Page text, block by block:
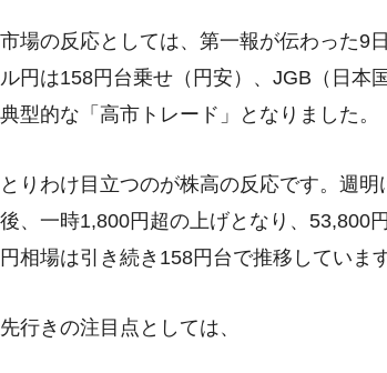
市場の反応としては、第一報が伝わった9
ル円は158円台乗せ（円安）、JGB（日本
典型的な「高市トレード」となりました。
とりわけ目立つのが株高の反応です。週
後、一時1,800円超の上げとなり、53,800
円相場は引き続き158円台で推移しています
先行きの注目点としては、